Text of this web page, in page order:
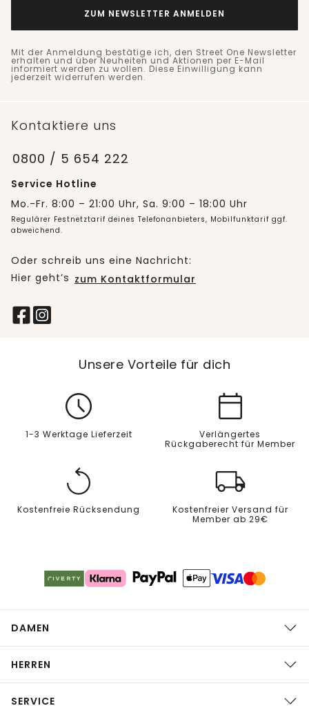
ZUM NEWSLETTER ANMELDEN
Mit der Anmeldung bestätige ich, den Street One Newsletter
erhalten und über Neuheiten und Aktionen per E-Mail
informiert werden zu wollen. Diese Einwilligung kann
jederzeit widerrufen werden.
Kontaktiere uns
0800 / 5 654 222
Service Hotline
Mo.-Fr. 8:00 – 21:00 Uhr, Sa. 9:00 – 18:00 Uhr
Regulärer Festnetztarif deines Telefonanbieters, Mobilfunktarif ggf.
abweichend.
Oder schreib uns eine Nachricht:
Hier geht’s zum Kontaktformular
Unsere Vorteile für dich
1-3 Werktage Lieferzeit
Verlängertes
Rückgaberecht für Member
Kostenfreie Rücksendung
Kostenfreier Versand für
Member ab 29€
DAMEN
HERREN
SERVICE